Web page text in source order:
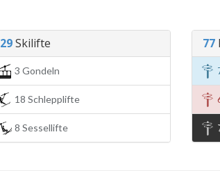
29Skilifte
3 Gondeln
18 Schlepplifte
8 Sessellifte
77